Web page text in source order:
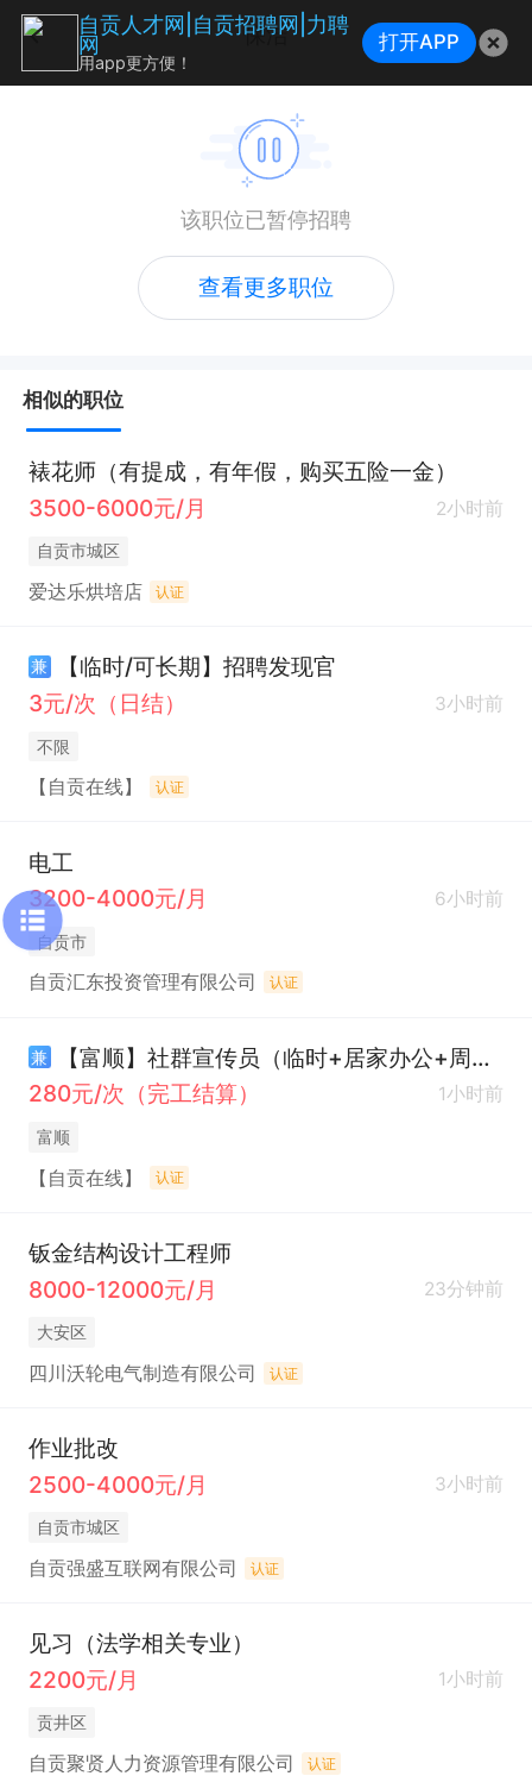
保洁
该职位已暂停招聘
查看更多职位
相似的职位
裱花师（有提成，有年假，购买五险一金）
3500-6000元/月
2小时前
自贡市城区
爱达乐烘培店 认证
兼
【临时/可长期】招聘发现官
3元/次（日结）
3小时前
不限
【自贡在线】 认证
电工
3200-4000元/月
6小时前
自贡市
自贡汇东投资管理有限公司 认证
兼
【富顺】社群宣传员（临时+居家办公+周结）
280元/次（完工结算）
1小时前
富顺
【自贡在线】 认证
钣金结构设计工程师
8000-12000元/月
23分钟前
大安区
四川沃轮电气制造有限公司 认证
作业批改
2500-4000元/月
3小时前
自贡市城区
自贡强盛互联网有限公司 认证
见习（法学相关专业）
2200元/月
1小时前
贡井区
自贡聚贤人力资源管理有限公司 认证
自贡人才网|自贡招聘网|力聘
网
用app更方便！
打开APP